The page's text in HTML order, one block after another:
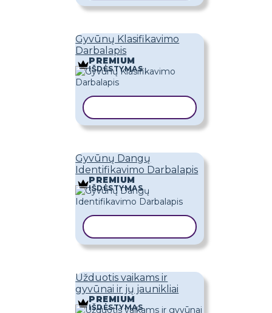
Gyvūnų Klasifikavimo
Darbalapis
PREMIUM
IŠDĖSTYMAS
Gyvūnų Dangų
Identifikavimo Darbalapis
PREMIUM
IŠDĖSTYMAS
Užduotis vaikams ir
gyvūnai ir jų jaunikliai
PREMIUM
IŠDĖSTYMAS